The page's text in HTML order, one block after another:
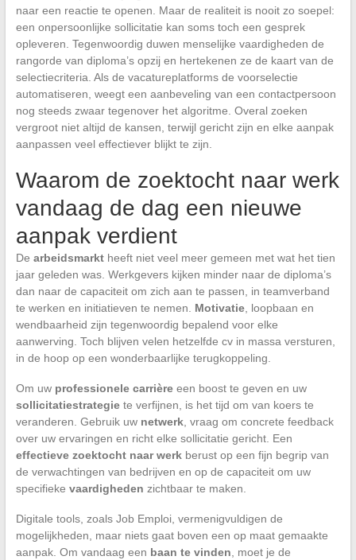
naar een reactie te openen. Maar de realiteit is nooit zo soepel:
een onpersoonlijke sollicitatie kan soms toch een gesprek
opleveren. Tegenwoordig duwen menselijke vaardigheden de
rangorde van diploma’s opzij en hertekenen ze de kaart van de
selectiecriteria. Als de vacatureplatforms de voorselectie
automatiseren, weegt een aanbeveling van een contactpersoon
nog steeds zwaar tegenover het algoritme. Overal zoeken
vergroot niet altijd de kansen, terwijl gericht zijn en elke aanpak
aanpassen veel effectiever blijkt te zijn.
Waarom de zoektocht naar werk
vandaag de dag een nieuwe
aanpak verdient
De arbeidsmarktheeft niet veel meer gemeen met wat het tien
jaar geleden was. Werkgevers kijken minder naar de diploma’s
dan naar de capaciteit om zich aan te passen, in teamverband
te werken en initiatieven te nemen. Motivatie, loopbaan en
wendbaarheid zijn tegenwoordig bepalend voor elke
aanwerving. Toch blijven velen hetzelfde cv in massa versturen,
in de hoop op een wonderbaarlijke terugkoppeling.
Om uw professionele carrièreeen boost te geven en uw
sollicitatiestrategiete verfijnen, is het tijd om van koers te
veranderen. Gebruik uw netwerk, vraag om concrete feedback
over uw ervaringen en richt elke sollicitatie gericht. Een
effectieve zoektocht naar werkberust op een fijn begrip van
de verwachtingen van bedrijven en op de capaciteit om uw
specifieke vaardigheden zichtbaar te maken.
Digitale tools, zoals Job Emploi, vermenigvuldigen de
mogelijkheden, maar niets gaat boven een op maat gemaakte
aanpak. Om vandaag een baan te vinden , moet je de